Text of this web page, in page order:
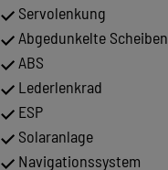
Servolenkung
Abgedunkelte Scheiben
ABS
Lederlenkrad
ESP
Solaranlage
Navigationssystem